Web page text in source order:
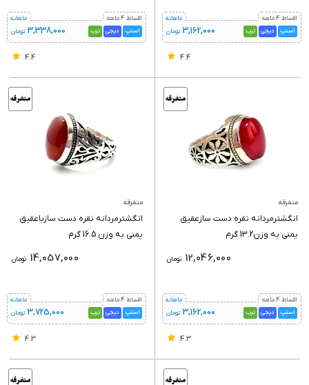
اقساط 4 ماهه
اسنپ
دیجی ترب 3,162,000 تومان
ماهانه
4.4
اقساط 4 ماهه
اسنپ
دیجی ترب 3,338,000 تومان
ماهانه
4.4
متفرقه
انگشترمردانه نقره دست سازعقیق
یمنی به وزن13.2 گرم
تومان 12,046,000
اقساط 4 ماهه
اسنپ
دیجی ترب 3,162,000 تومان
ماهانه
4.3
متفرقه
انگشترمردانه نقره دست سازباعقیق
یمنی به وزن 16.5 گرم
تومان 14,057,000
اقساط 4 ماهه
اسنپ
دیجی ترب 3,725,000 تومان
ماهانه
4.3